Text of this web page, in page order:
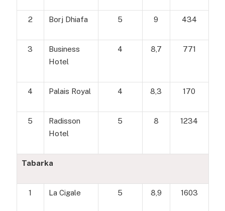
2 Borj Dhiafa 5 9 434
3
Business
Hotel
4 8,7 771
4 Palais Royal 4 8,3 170
5
Radisson
Hotel
5 8 1234
Tabarka
1 La Cigale 5 8,9 1603